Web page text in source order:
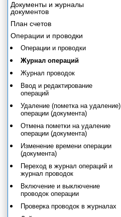
Документы и журналы
документов
План счетов
Операции и проводки
Операции и проводки
Журнал операций
Журнал проводок
Ввод и редактирование
операций
Удаление (пометка на удаление)
операции (документа)
Отмена пометки на удаление
операции (документа)
Изменение времени операции
(документа)
Переход в журнал операций и
журнал проводок
Включение и выключение
проводок операции
Проверка проводок в журналах